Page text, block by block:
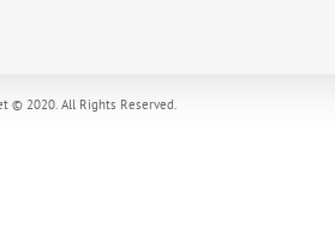
© 2020. All Rights Reserved.